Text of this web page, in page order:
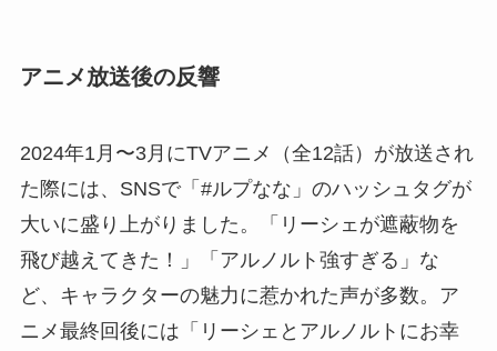
アニメ放送後の反響
2024年1月〜3月にTVアニメ（全12話）が放送され
た際には、SNSで「#ルプなな」のハッシュタグが
大いに盛り上がりました。「リーシェが遮蔽物を
飛び越えてきた！」「アルノルト強すぎる」な
ど、キャラクターの魅力に惹かれた声が多数。ア
ニメ最終回後には「リーシェとアルノルトにお幸